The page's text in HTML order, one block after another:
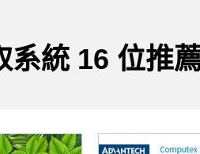
系統 16 位推